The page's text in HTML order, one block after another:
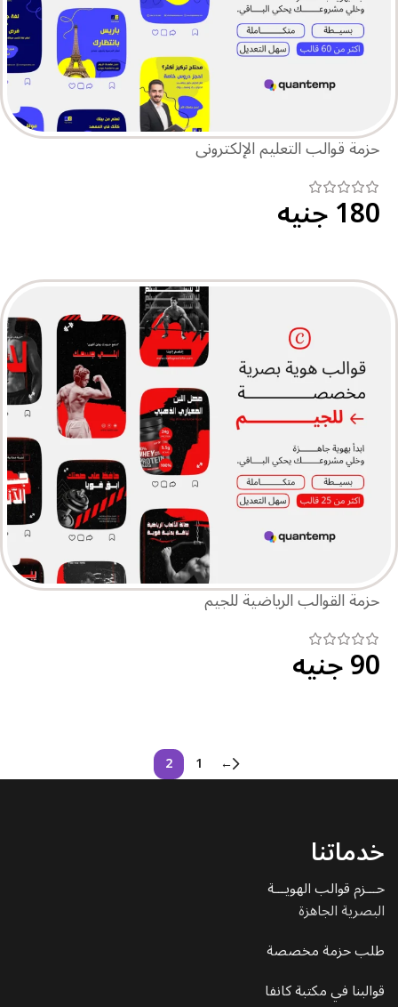
حزمة قوالب التعليم الإلكتروني
180جنيه
حزمة القوالب الرياضية للجيم
90جنيه
←
1
2
خدماتنا
حـــزم قوالب الهويـــة
البصرية الجاهزة
طلب حزمة مخصصة
قوالبنا في مكتبة كانفا